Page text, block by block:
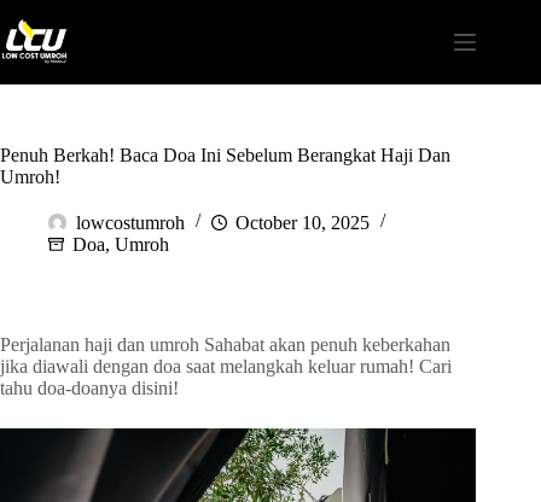
Penuh Berkah! Baca Doa Ini Sebelum Berangkat Haji Dan
Umroh!
lowcostumroh
October 10, 2025
Doa, Umroh
Perjalanan haji dan umroh Sahabat akan penuh keberkahan
jika diawali dengan doa saat melangkah keluar rumah! Cari
tahu doa-doanya disini!